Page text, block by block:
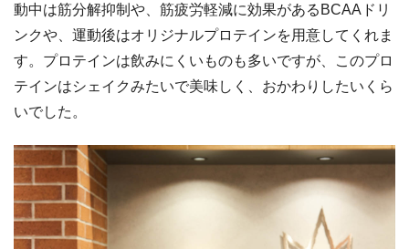
動中は筋分解抑制や、筋疲労軽減に効果があるBCAAドリ
ンクや、運動後はオリジナルプロテインを用意してくれま
す。プロテインは飲みにくいものも多いですが、このプロ
テインはシェイクみたいで美味しく、おかわりしたいくら
いでした。